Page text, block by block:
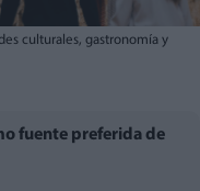
culturales, gastronomía y
fuente preferida de